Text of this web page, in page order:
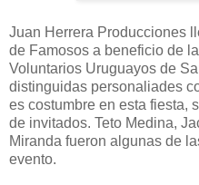
Juan Herrera Producciones
de Famosos a beneficio de
Voluntarios Uruguayos de
distinguidas personaliades
es costumbre en esta fiesta,
de invitados. Teto Medina,
Miranda fueron algunas de
evento.